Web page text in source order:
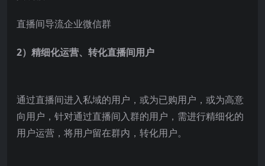
直播间导流企业微信群
2）精细化运营、转化直播间用户
通过直播间进入私域的用户，或为已购用户，或为高意
向用户，针对通过直播间入群的用户，需进行精细化的
用户运营，将用户留在群内，转化用户。